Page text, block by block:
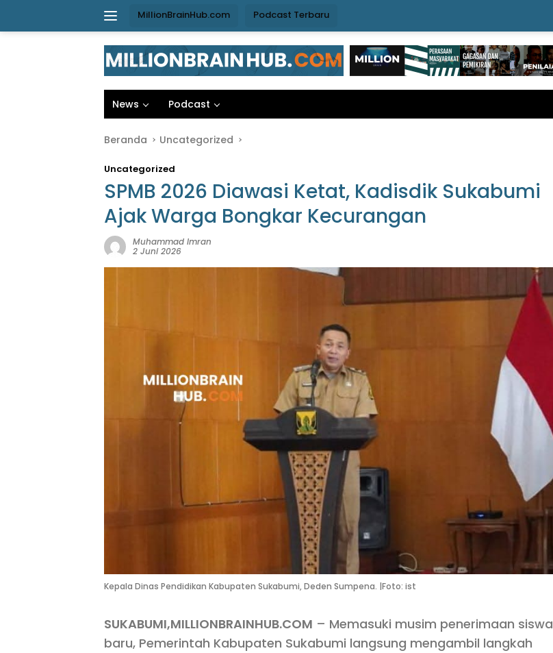
MillionBrainHub.com Podcast Terbaru
News Podcast
Beranda Uncategorized
Uncategorized
SPMB 2026 Diawasi Ketat, Kadisdik Sukabumi
Ajak Warga Bongkar Kecurangan
Muhammad Imran
2 Juni 2026
Kepala Dinas Pendidikan Kabupaten Sukabumi, Deden Sumpena. |Foto: ist
SUKABUMI,MILLIONBRAINHUB.COM – Memasuki musim penerimaan siswa
baru, Pemerintah Kabupaten Sukabumi langsung mengambil langkah